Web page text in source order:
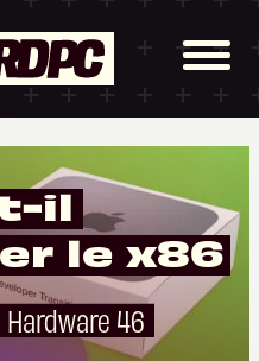
t-il
le x86
Hardware 46